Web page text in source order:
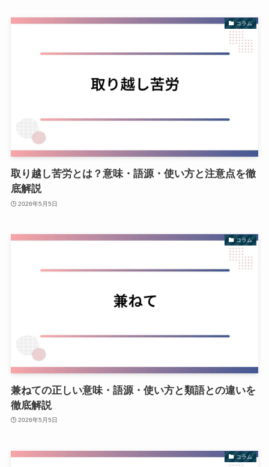
コラム
取り越し苦労とは？意味・語源・使い方と注意点を徹
底解説
2026年5月5日
コラム
兼ねての正しい意味・語源・使い方と類語との違いを
徹底解説
2026年5月5日
コラム